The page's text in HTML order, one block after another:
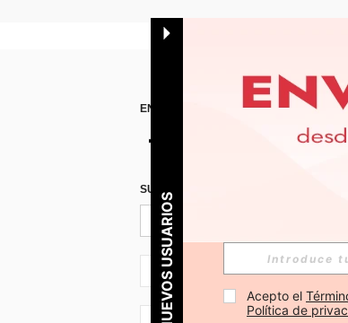
ENCUÉNTRANOS EN
SUSCRÍBETE PARA RECIBIR OFERTAS
ES + 34
PARA NUEVOS USUARIOS Acepto el
Política de